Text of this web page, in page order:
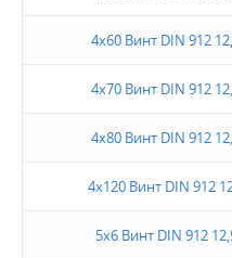
4х60 Винт DIN 912
4х70 Винт DIN 912
4х80 Винт DIN 912
4х120 Винт DIN 912
5х6 Винт DIN 912